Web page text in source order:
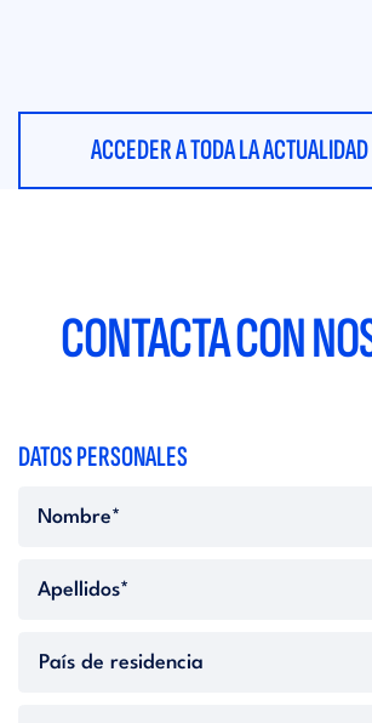
ACCEDER A TODA LA ACTUALIDAD
CONTACTA CON
DATOS PERSONALES